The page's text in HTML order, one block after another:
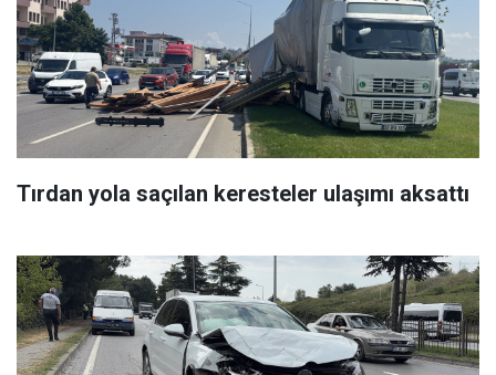
Tırdan yola saçılan keresteler ulaşımı aksattı